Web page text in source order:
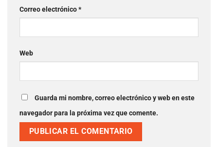
Correo electrónico*
Web
Guarda mi nombre, correo electrónico y web en este
navegador para la próxima vez que comente.